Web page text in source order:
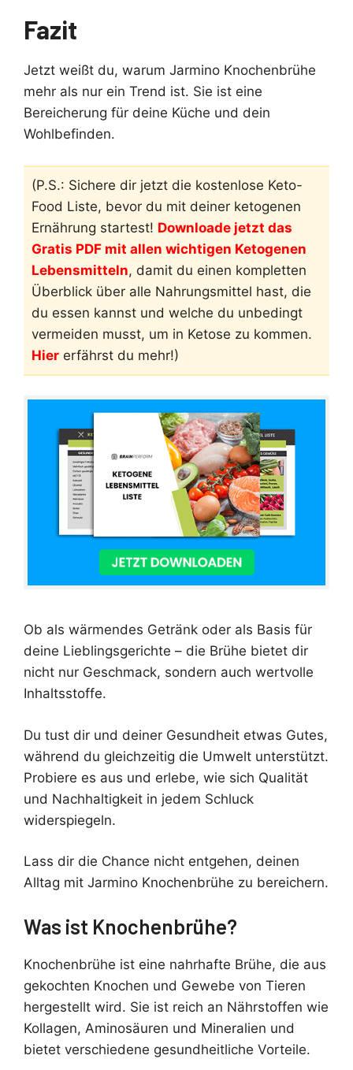
Fazit
Jetzt weißt du, warum Jarmino Knochenbrühe
mehr als nur ein Trend ist. Sie ist eine
Bereicherung für deine Küche und dein
Wohlbefinden.
(P.S.: Sichere dir jetzt die kostenlose Keto-
Food Liste, bevor du mit deiner ketogenen
Ernährung startest! Downloade jetzt das
Gratis PDF mit allen wichtigen Ketogenen
Lebensmitteln, damit du einen kompletten
Überblick über alle Nahrungsmittel hast, die
du essen kannst und welche du unbedingt
vermeiden musst, um in Ketose zu kommen.
Hier erfährst du mehr!)
Ob als wärmendes Getränk oder als Basis für
deine Lieblingsgerichte – die Brühe bietet dir
nicht nur Geschmack, sondern auch wertvolle
Inhaltsstoffe.
Du tust dir und deiner Gesundheit etwas Gutes,
während du gleichzeitig die Umwelt unterstützt.
Probiere es aus und erlebe, wie sich Qualität
und Nachhaltigkeit in jedem Schluck
widerspiegeln.
Lass dir die Chance nicht entgehen, deinen
Alltag mit Jarmino Knochenbrühe zu bereichern.
Was ist Knochenbrühe?
Knochenbrühe ist eine nahrhafte Brühe, die aus
gekochten Knochen und Gewebe von Tieren
hergestellt wird. Sie ist reich an Nährstoffen wie
Kollagen, Aminosäuren und Mineralien und
bietet verschiedene gesundheitliche Vorteile.